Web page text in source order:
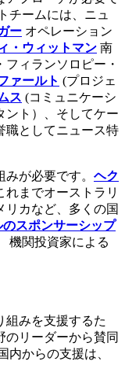
チームには、ニュ
ー オペレーション
・ウィットマン 南
ィランソロピー・
ァールト (プロジェ
ス (コミュニケーシ
ント）、そしてケー
職としてニュース特
が必要です。 ヘク
れまでオーストラリ
リカなど、多くの国
のスポンサーシップ
機関投資家による
組みを支援するた
のリーダーから賛同
内からの支援は、